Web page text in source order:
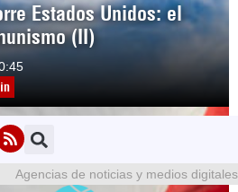
Estados Unidos: el
(II)
Agencias de noticias y medios digitales